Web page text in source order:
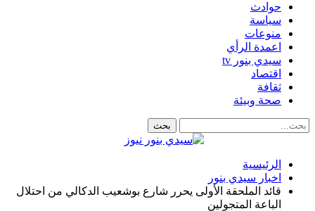
حوادث
سياسة
منوعات
اعمدة الرأي
سيدي بنور tv
اقتصاد
ثقافة
صحة وبيئة
الرئيسية
اخبار سيدي بنور
قائد الملحقة الأولى يحرر شارع بوشعيب الدكالي من احتلال
الباعة المتجولين